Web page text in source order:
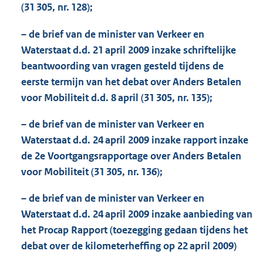
(31 305, nr. 128);
– de brief van de minister van Verkeer en
Waterstaat d.d. 21 april 2009 inzake schriftelijke
beantwoording van vragen gesteld tijdens de
eerste termijn van het debat over Anders Betalen
voor Mobiliteit d.d. 8 april (31 305, nr. 135);
– de brief van de minister van Verkeer en
Waterstaat d.d. 24 april 2009 inzake rapport inzake
de 2e Voortgangsrapportage over Anders Betalen
voor Mobiliteit (31 305, nr. 136);
– de brief van de minister van Verkeer en
Waterstaat d.d. 24 april 2009 inzake aanbieding van
het Procap Rapport (toezegging gedaan tijdens het
debat over de kilometerheffing op 22 april 2009)